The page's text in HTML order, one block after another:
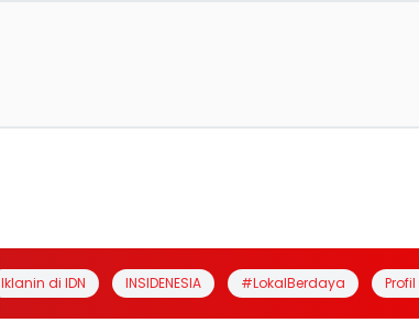
Iklanin di IDN INSIDENESIA #LokalBerdaya